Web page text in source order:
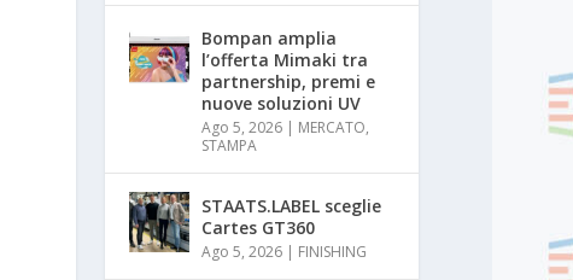
Bompan amplia
l’offerta Mimaki tra
partnership, premi e
nuove soluzioni UV
Ago 5, 2026 | MERCATO,
STAMPA
STAATS.LABEL sceglie
Cartes GT360
Ago 5, 2026 | FINISHING